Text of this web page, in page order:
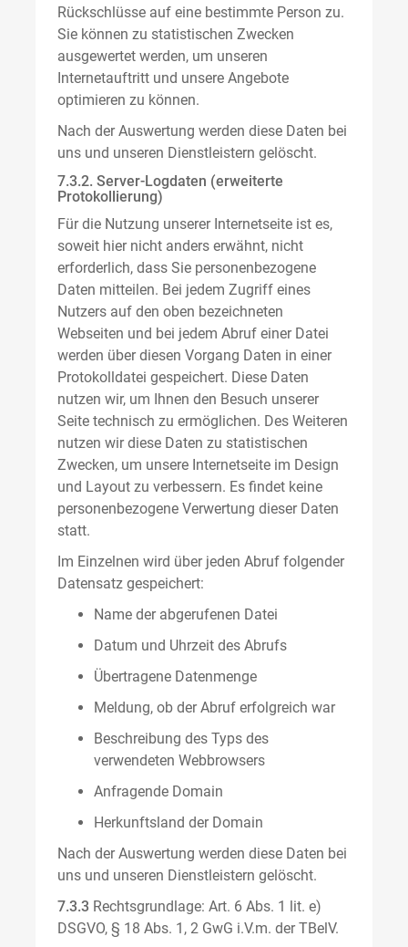
Rückschlüsse auf eine bestimmte Person zu.
Sie können zu statistischen Zwecken
ausgewertet werden, um unseren
Internetauftritt und unsere Angebote
optimieren zu können.
Nach der Auswertung werden diese Daten bei
uns und unseren Dienstleistern gelöscht.
7.3.2. Server-Logdaten (erweiterte
Protokollierung)
Für die Nutzung unserer Internetseite ist es,
soweit hier nicht anders erwähnt, nicht
erforderlich, dass Sie personenbezogene
Daten mitteilen. Bei jedem Zugriff eines
Nutzers auf den oben bezeichneten
Webseiten und bei jedem Abruf einer Datei
werden über diesen Vorgang Daten in einer
Protokolldatei gespeichert. Diese Daten
nutzen wir, um Ihnen den Besuch unserer
Seite technisch zu ermöglichen. Des Weiteren
nutzen wir diese Daten zu statistischen
Zwecken, um unsere Internetseite im Design
und Layout zu verbessern. Es findet keine
personenbezogene Verwertung dieser Daten
statt.
Im Einzelnen wird über jeden Abruf folgender
Datensatz gespeichert:
Name der abgerufenen Datei
Datum und Uhrzeit des Abrufs
Übertragene Datenmenge
Meldung, ob der Abruf erfolgreich war
Beschreibung des Typs des
verwendeten Webbrowsers
Anfragende Domain
Herkunftsland der Domain
Nach der Auswertung werden diese Daten bei
uns und unseren Dienstleistern gelöscht.
7.3.3 Rechtsgrundlage: Art. 6 Abs. 1 lit. e)
DSGVO, § 18 Abs. 1, 2 GwG i.V.m. der TBelV.